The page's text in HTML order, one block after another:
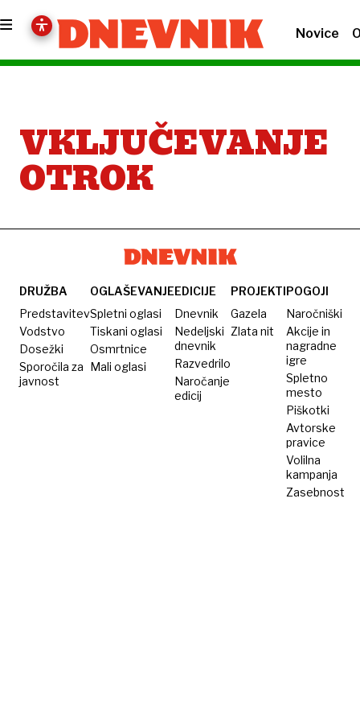
Novice
VKLJUČEVANJE
OTROK
DRUŽBA
Predstavitev
Vodstvo
Dosežki
Sporočila za
javnost
OGLAŠEVANJE
Spletni oglasi
Tiskani oglasi
Osmrtnice
Mali oglasi
EDICIJE
Dnevnik
Nedeljski
dnevnik
Razvedrilo
Naročanje
edicij
PROJEKTI
Gazela
Zlata nit
POGOJI
Naročniški
Akcije in
nagradne
igre
Spletno
mesto
Piškotki
Avtorske
pravice
Volilna
kampanja
Zasebnost